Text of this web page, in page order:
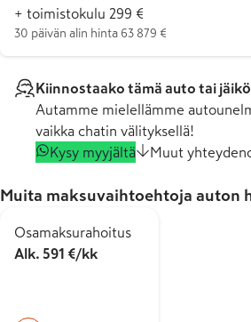
+ toimistokulu 299 €
30 päivän alin hinta 63 879 €
Kiinnostaako tämä auto tai
Autamme mielellämme
vaikka chatin välityksellä!
Kysy myyjältä
Muut
Muita maksuvaihtoehtoja auton
Osamaksurahoitus
Alk. 591 €/kk